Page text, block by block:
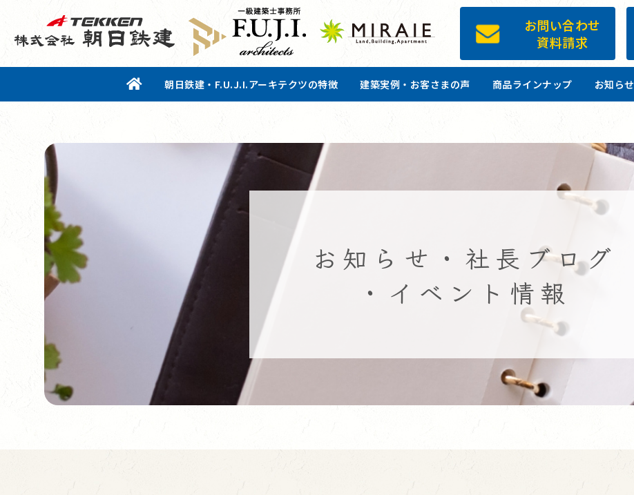
お問い合わせ
資料請求
朝日鉄建・F.U.J.I.アーキテクツの特徴 建築実例・お客さまの声 商品ラインナップ お知らせ
お知らせ・社長ブログ
・イベント情報